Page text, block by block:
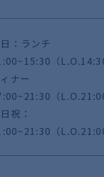
：ランチ
（L.O.14:30
ナー
（L.O.21:00
祝：
（L.O.21:00